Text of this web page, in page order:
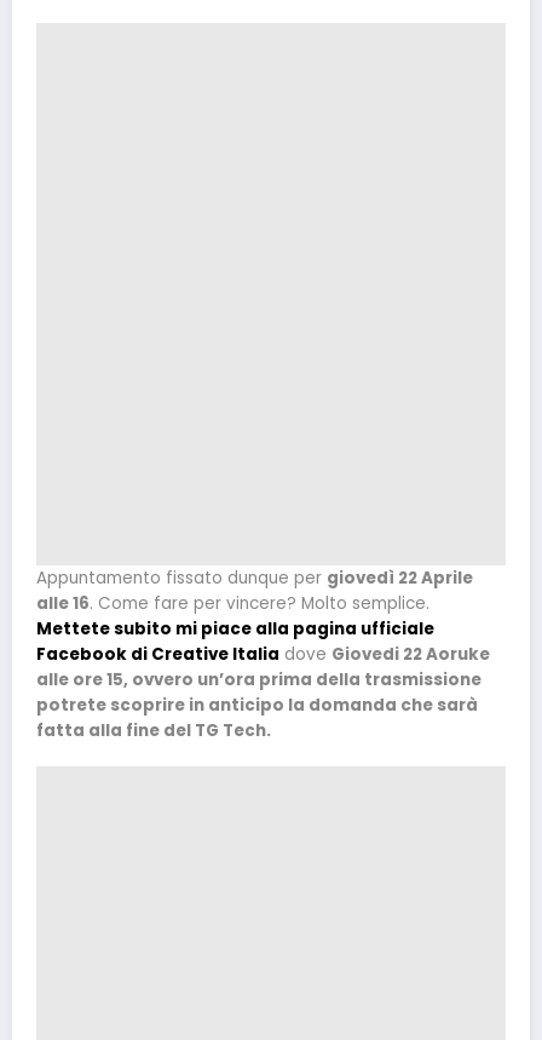
Appuntamento fissato dunque per giovedì 22 Aprile
alle 16. Come fare per vincere? Molto semplice.
Mettete subito mi piace alla pagina ufficiale
Facebook di Creative Italia dove Giovedi 22 Aoruke
alle ore 15, ovvero un’ora prima della trasmissione
potrete scoprire in anticipo la domanda che sarà
fatta alla fine del TG Tech.